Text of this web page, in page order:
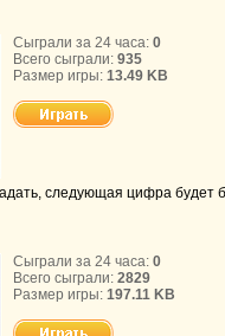
Сыграли за 24 часа: 0
Всего сыграли: 935
Размер игры: 13.49 KB
следующая цифра будет
Сыграли за 24 часа: 0
Всего сыграли: 2829
Размер игры: 197.11 KB